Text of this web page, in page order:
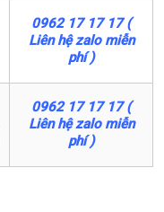
0962 17 17 17 (
Liên hệ zalo miễn
phí )
0962 17 17 17 (
Liên hệ zalo miễn
phí )